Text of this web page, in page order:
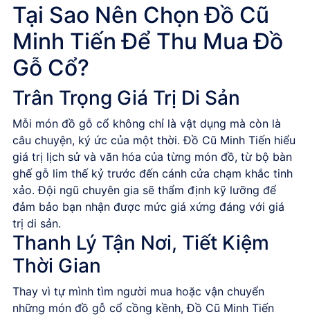
Tại Sao Nên Chọn Đồ Cũ
Minh Tiến Để Thu Mua Đồ
Gỗ Cổ?
Trân Trọng Giá Trị Di Sản
Mỗi món đồ gỗ cổ không chỉ là vật dụng mà còn là
câu chuyện, ký ức của một thời.Đồ Cũ Minh Tiến hiểu
giá trị lịch sử và văn hóa của từng món đồ, từ bộ bàn
ghế gỗ lim thế kỷ trước đến cánh cửa chạm khắc tinh
xảo. Đội ngũ chuyên gia sẽ thẩm định kỹ lưỡng để
đảm bảo bạn nhận được mức giá xứng đáng với giá
trị di sản.
Thanh Lý Tận Nơi, Tiết Kiệm
Thời Gian
Thay vì tự mình tìm người mua hoặc vận chuyển
những món đồ gỗ cổ cồng kềnh,Đồ Cũ Minh Tiến